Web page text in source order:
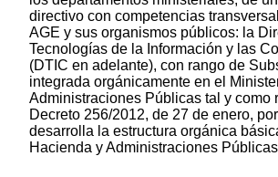
directivo con competencias
AGE y sus organismos públicos: la
Tecnologías de la Información y las
(DTIC en adelante), con rango de
integrada orgánicamente en el
Administraciones Públicas tal y como
Decreto 256/2012, de 27 de enero,
desarrolla la estructura orgánica
Hacienda y Administraciones